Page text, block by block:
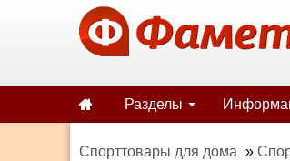
Разделы
Спорттовары для дома »